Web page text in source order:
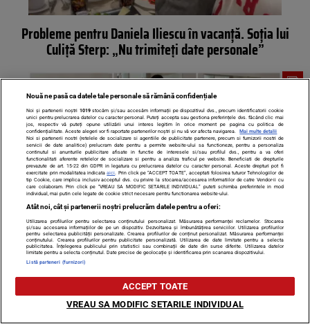
Probleme pentru Daniela Iliescu în vacanță. Soția lui
Culiță Sterp: „Nu trimiteți date personale”
Cum a răspuns Daniela Iliescu, după ce a fost criticată dur
pentru vestimentația de gravidă: ”Acoperă zonele
Nouă ne pasă ca datele tale personale să rămână confidențiale
Noi și partenerii noștri 1019stocăm și/sau accesăm informații pe dispozitivul dvs., precum identificatorii cookie
unici pentru prelucrarea datelor cu caracter personal. Puteți accepta sau gestiona preferințele dvs. făcând clic mai
jos, respectiv vă puteți opune utilizării unui interes legitim în orice moment pe pagina cu politica de
confidențialitate. Aceste alegeri vor fi raportate partenerilor noștri și nu vă vor afecta navigarea.
Mai multe detalii
Noi si partenerii nostri (retelele de socializare si agentiile de publicitate partenere, precum si furnizorii nostri de
servicii de date analitice) prelucram date pentru a permite website-ului sa functioneze, pentru a personaliza
continutul si anunturile publicitare afisate in functie de interesele si/sau profilul dvs., pentru a va oferi
functionalitati aferente retelelor de socializare si pentru a analiza traficul pe website. Beneficiati de drepturile
prevazute de art. 15-22 din GDPR in legatura cu prelucrarea datelor cu caracter personal. Aceste drepturi pot fi
exercitate prin modalitatea indicataaici . Prin click pe “ACCEPT TOATE”, acceptati folosirea tuturor Tehnologiilor de
tip Cookie, care implica inclusiv acceptul dvs. cu privire la stocarea/accesarea informatiilor de catre Vendor-ii cu
care colaboram. Prin click pe “VREAU SA MODIFIC SETARILE INDIVIDUAL” puteti schimba preferintele in mod
individual, mai putin cele legate de cookie strict necesare pentru functionarea website-ului.
Atât noi, cât și partenerii noștri prelucrăm datele pentru a oferi:
Utilizarea profilurilor pentru selectarea conținutului personalizat. Măsurarea performanței reclamelor. Stocarea
și/sau accesarea informațiilor de pe un dispozitiv. Dezvoltarea și îmbunătățirea serviciilor. Utilizarea profilurilor
pentru selectarea publicității personalizate. Crearea profilurilor de conținut personalizat. Măsurarea performanței
conținutului. Crearea profilurilor pentru publicitate personalizată. Utilizarea de date limitate pentru a selecta
publicitatea. Înțelegerea publicului prin statistici sau combinații de date din surse diferite. Utilizarea datelor
limitate pentru a selecta conținutul. Date precise de geolocație și identificarea prin scanarea dispozitivului.
Listă parteneri (furnizori)
ACCEPT TOATE
VREAU SA MODIFIC SETARILE INDIVIDUAL